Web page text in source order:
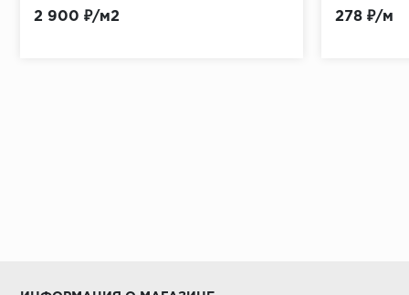
оттокусобирающейсявнизу воды. См.
2 900 ₽/м2 278 ₽/м